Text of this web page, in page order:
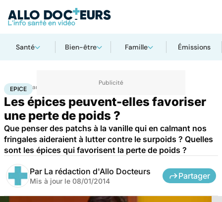
Santé Bien-être Famille Émissions
Accueil Santé
EPICE
Les épices peuvent-elles favoriser
une perte de poids ?
Que penser des patchs à la vanille qui en calmant nos
fringales aideraient à lutter contre le surpoids ? Quelles
sont les épices qui favorisent la perte de poids ?
Par La rédaction d'Allo Docteurs
Mis à jour le 08/01/2014
Partager